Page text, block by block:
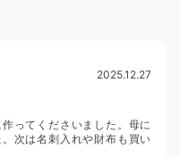
2025.12.27
ってくださいました。母に
次は名刺入れや財布も買い